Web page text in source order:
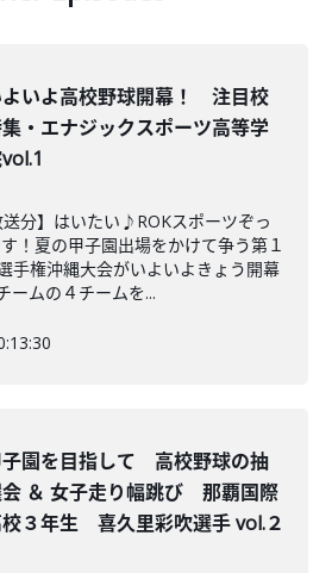
いよ高校野球開幕！ 注目校
・エナジックスポーツ高等学
送分】はいたい♪ROKスポーツぞっ
！夏の甲子園出場をかけて争う第１
手権沖縄大会がいよいよきょう開幕
ームの４チームを...
園を目指して 高校野球の抽
＆ 女子走り幅跳び 那覇国際
３年生 喜久里彩吹選手 vol.２